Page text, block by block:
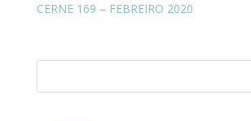
CERNE 169 – FEBREIRO 2020